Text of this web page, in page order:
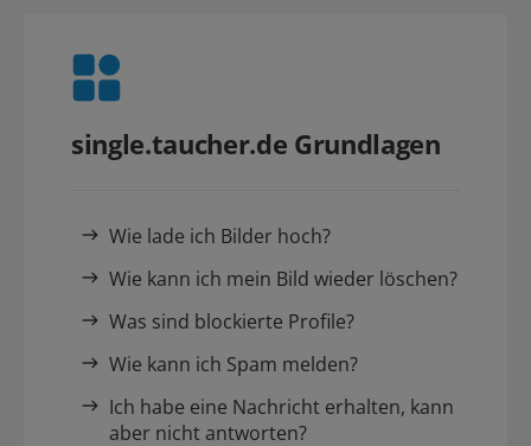
single.taucher.de Grundlagen
Wie lade ich Bilder hoch?
Wie kann ich mein Bild wieder löschen?
Was sind blockierte Profile?
Wie kann ich Spam melden?
Ich habe eine Nachricht erhalten, kann
aber nicht antworten?